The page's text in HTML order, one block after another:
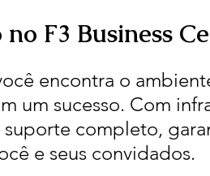
F3 Business
encontra o
um sucesso. Com
completo,
e seus convidados.